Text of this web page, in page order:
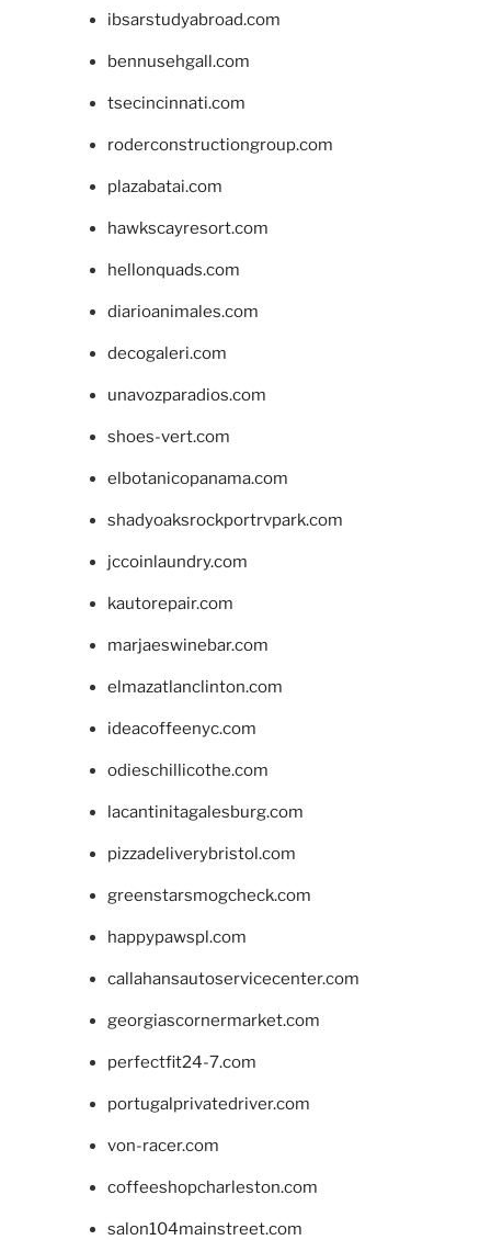
ibsarstudyabroad.com
bennusehgall.com
tsecincinnati.com
roderconstructiongroup.com
plazabatai.com
hawkscayresort.com
hellonquads.com
diarioanimales.com
decogaleri.com
unavozparadios.com
shoes-vert.com
elbotanicopanama.com
shadyoaksrockportrvpark.com
jccoinlaundry.com
kautorepair.com
marjaeswinebar.com
elmazatlanclinton.com
ideacoffeenyc.com
odieschillicothe.com
lacantinitagalesburg.com
pizzadeliverybristol.com
greenstarsmogcheck.com
happypawspl.com
callahansautoservicecenter.com
georgiascornermarket.com
perfectfit24-7.com
portugalprivatedriver.com
von-racer.com
coffeeshopcharleston.com
salon104mainstreet.com